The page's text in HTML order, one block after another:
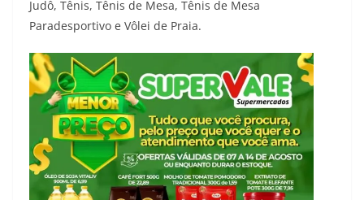
Judô, Tênis, Tênis de Mesa, Tênis de Mesa
Paradesportivo e Vôlei de Praia.